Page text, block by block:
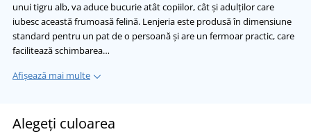
unui tigru alb, va aduce bucurie atât copiilor, cât și adulților care
iubesc această frumoasă felină. Lenjeria este produsă în dimensiune
standard pentru un pat de o persoană și are un fermoar practic, care
facilitează schimbarea…
Afișează mai multe
Alegeți culoarea